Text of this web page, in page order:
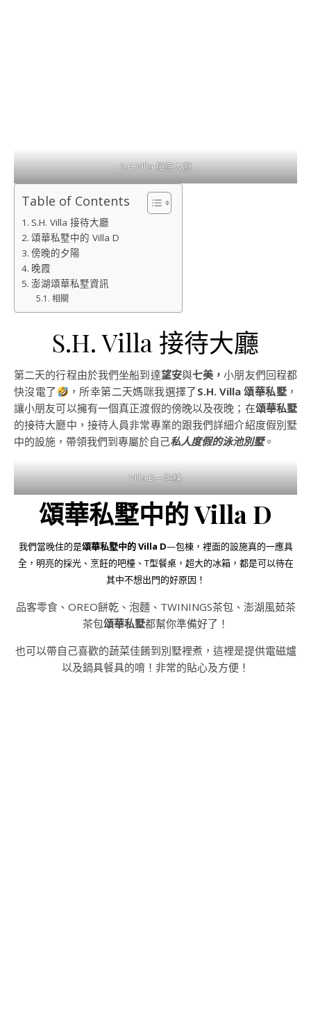
S.H.Villa 接待大廳
Table of Contents
S.H. Villa 接待大廳
頌華私墅中的 Villa D
傍晚的夕陽
晚霞
澎湖頌華私墅資訊
相關
S.H. Villa 接待大廳
第二天的行程由於我們坐船到達望安與七美，小朋友們回程都
快沒電了
，所幸第二天媽咪我選擇了 S.H. Villa 頌華私墅 ，
讓小朋友可以擁有一個真正渡假的傍晚以及夜晚；在頌華私墅
的接待大廳中，接待人員非常專業的跟我們詳細介紹度假別墅
中的設施，帶領我們到專屬於自己私人度假的泳池別墅。
Villa D—包棟
頌華私墅中的 Villa D
我們當晚住的是頌華私墅中的 Villa D—包棟，裡面的設施真的一應具
全，明亮的採光、烹飪的吧檯、T型餐桌，超大的冰箱，都是可以待在
其中不想出門的好原因！
品客零食、OREO餅乾、泡麵、TWININGS茶包、澎湖風茹茶
茶包頌華私墅都幫你準備好了！
也可以帶自己喜歡的蔬菜佳餚到別墅裡煮，這裡是提供電磁爐
以及鍋具餐具的唷！非常的貼心及方便！